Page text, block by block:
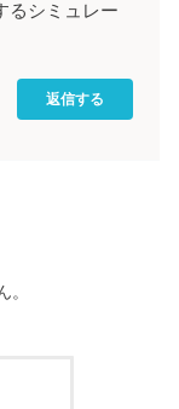
るシミュレー
返信する
。